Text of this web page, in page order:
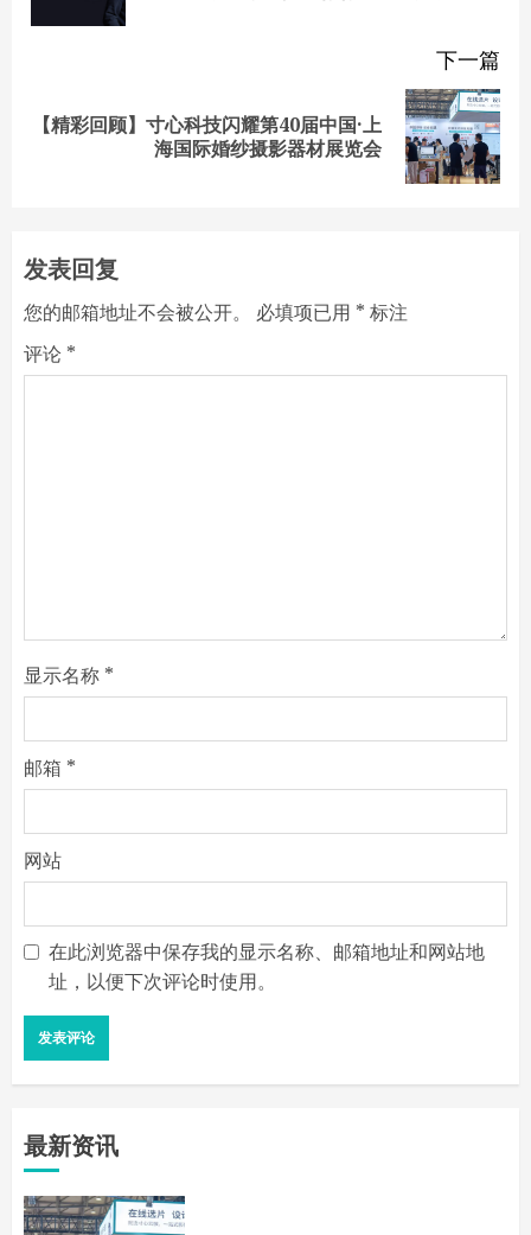
下一篇
Next
【精彩回顾】寸心科技闪耀第40届中国·上
海国际婚纱摄影器材展览会
发表回复
您的邮箱地址不会被公开。 必填项已用 * 标注
评论 *
显示名称 *
邮箱 *
网站
在此浏览器中保存我的显示名称、邮箱地址和网站地
址，以便下次评论时使用。
最新资讯